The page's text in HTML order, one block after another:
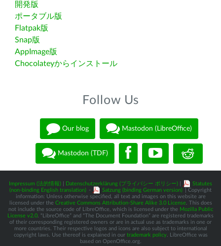
開発版
ポータブル版
Flatpak版
Snap版
AppImage版
Chocolateyからインストール
Follow Us
Our blog Mastodon (LibreOffice)
Mastodon (TDF)
Impressum (法的情報) Datenschutzerklärung (プライバシー ポリシー)
Statutes
(non-binding English translation) - Satzung (binding German version)
| Copyright
information: Unless otherwise specified, all text and images on this website are
licensed under the Creative Commons Attribution-Share Alike 3.0 License. This does
not include the source code of LibreOffice, which is licensed under the Mozilla Public
License v2.0 . “LibreOffice” and “The Document Foundation” are registered trademarks
of their corresponding registered owners or are in actual use as trademarks in one or
more countries. Their respective logos and icons are also subject to international
copyright laws. Use thereof is explained in our trademark policy. LibreOffice was
based on OpenOffice.org.